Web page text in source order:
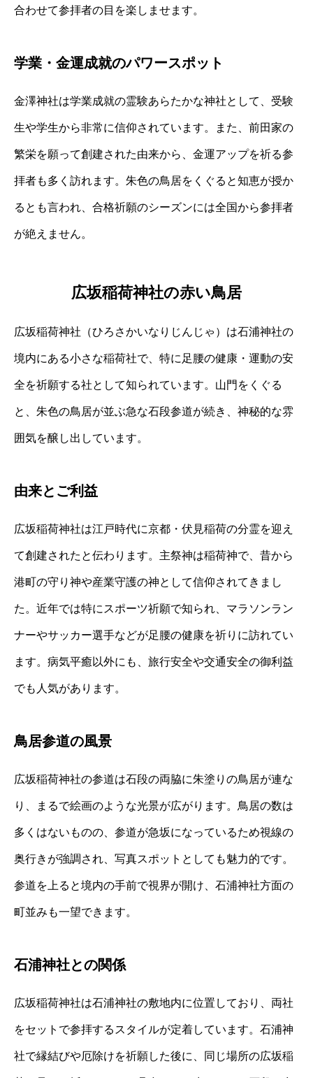
合わせて参拝者の目を楽しませます。
学業・金運成就のパワースポット
金澤神社は学業成就の霊験あらたかな神社として、受験
生や学生から非常に信仰されています。また、前田家の
繁栄を願って創建された由来から、金運アップを祈る参
拝者も多く訪れます。朱色の鳥居をくぐると知恵が授か
るとも言われ、合格祈願のシーズンには全国から参拝者
が絶えません。
広坂稲荷神社の赤い鳥居
広坂稲荷神社（ひろさかいなりじんじゃ）は石浦神社の
境内にある小さな稲荷社で、特に足腰の健康・運動の安
全を祈願する社として知られています。山門をくぐる
と、朱色の鳥居が並ぶ急な石段参道が続き、神秘的な雰
囲気を醸し出しています。
由来とご利益
広坂稲荷神社は江戸時代に京都・伏見稲荷の分霊を迎え
て創建されたと伝わります。主祭神は稲荷神で、昔から
港町の守り神や産業守護の神として信仰されてきまし
た。近年では特にスポーツ祈願で知られ、マラソンラン
ナーやサッカー選手などが足腰の健康を祈りに訪れてい
ます。病気平癒以外にも、旅行安全や交通安全の御利益
でも人気があります。
鳥居参道の風景
広坂稲荷神社の参道は石段の両脇に朱塗りの鳥居が連な
り、まるで絵画のような光景が広がります。鳥居の数は
多くはないものの、参道が急坂になっているため視線の
奥行きが強調され、写真スポットとしても魅力的です。
参道を上ると境内の手前で視界が開け、石浦神社方面の
町並みも一望できます。
石浦神社との関係
広坂稲荷神社は石浦神社の敷地内に位置しており、両社
をセットで参拝するスタイルが定着しています。石浦神
社で縁結びや厄除けを祈願した後に、同じ場所の広坂稲